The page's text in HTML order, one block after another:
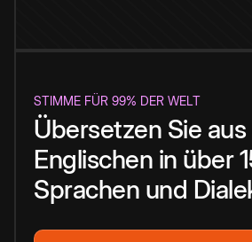
STIMME FÜR 99% DER WELT
Übersetzen Sie
Englischen in über
Sprachen und